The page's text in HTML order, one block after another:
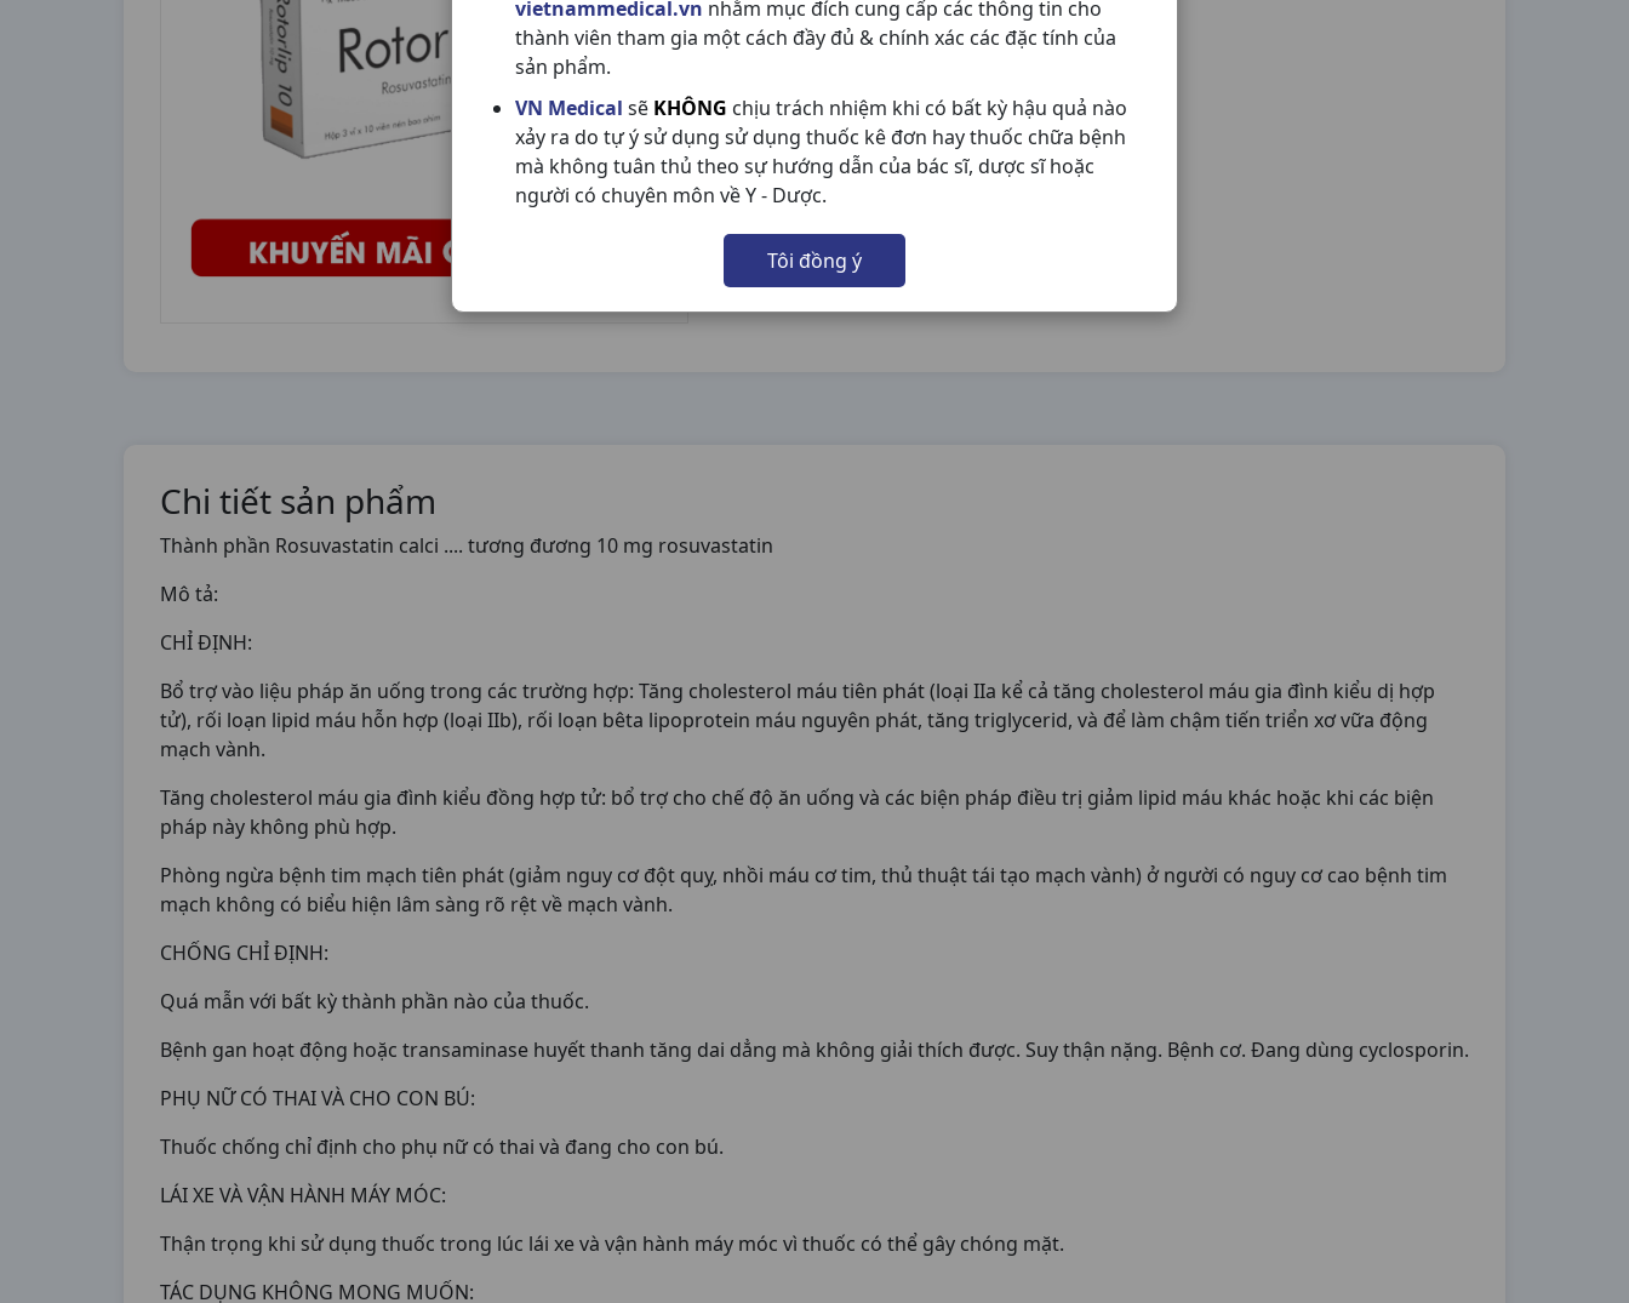
vietnammedical.vn nhằm mục đích cung cấp các thông tin cho
thành viên tham gia một cách đầy đủ & chính xác các đặc tính của
sản phẩm.
VN Medical sẽ KHÔNG chịu trách nhiệm khi có bất kỳ hậu quả nào
xảy ra do tự ý sử dụng sử dụng thuốc kê đơn hay thuốc chữa bệnh
mà không tuân thủ theo sự hướng dẫn của bác sĩ, dược sĩ hoặc
người có chuyên môn về Y - Dược.
Tôi đồng ý
Chi tiết sản phẩm
Thành phần Rosuvastatin calci .... tương đương 10 mg rosuvastatin
Mô tả:
CHỈ ĐỊNH:
Bổ trợ vào liệu pháp ăn uống trong các trường hợp: Tăng cholesterol máu tiên phát (loại IIa kể cả tăng cholesterol máu gia đình kiểu dị hợp
tử), rối loạn lipid máu hỗn hợp (loại IIb), rối loạn bêta lipoprotein máu nguyên phát, tăng triglycerid, và để làm chậm tiến triển xơ vữa động
mạch vành.
Tăng cholesterol máu gia đình kiểu đồng hợp tử: bổ trợ cho chế độ ăn uống và các biện pháp điều trị giảm lipid máu khác hoặc khi các biện
pháp này không phù hợp.
Phòng ngừa bệnh tim mạch tiên phát (giảm nguy cơ đột quỵ, nhồi máu cơ tim, thủ thuật tái tạo mạch vành) ở người có nguy cơ cao bệnh tim
mạch không có biểu hiện lâm sàng rõ rệt về mạch vành.
CHỐNG CHỈ ĐỊNH:
Quá mẫn với bất kỳ thành phần nào của thuốc.
Bệnh gan hoạt động hoặc transaminase huyết thanh tăng dai dẳng mà không giải thích được. Suy thận nặng. Bệnh cơ. Đang dùng cyclosporin.
PHỤ NỮ CÓ THAI VÀ CHO CON BÚ:
Thuốc chống chỉ định cho phụ nữ có thai và đang cho con bú.
LÁI XE VÀ VẬN HÀNH MÁY MÓC:
Thận trọng khi sử dụng thuốc trong lúc lái xe và vận hành máy móc vì thuốc có thể gây chóng mặt.
TÁC DỤNG KHÔNG MONG MUỐN: